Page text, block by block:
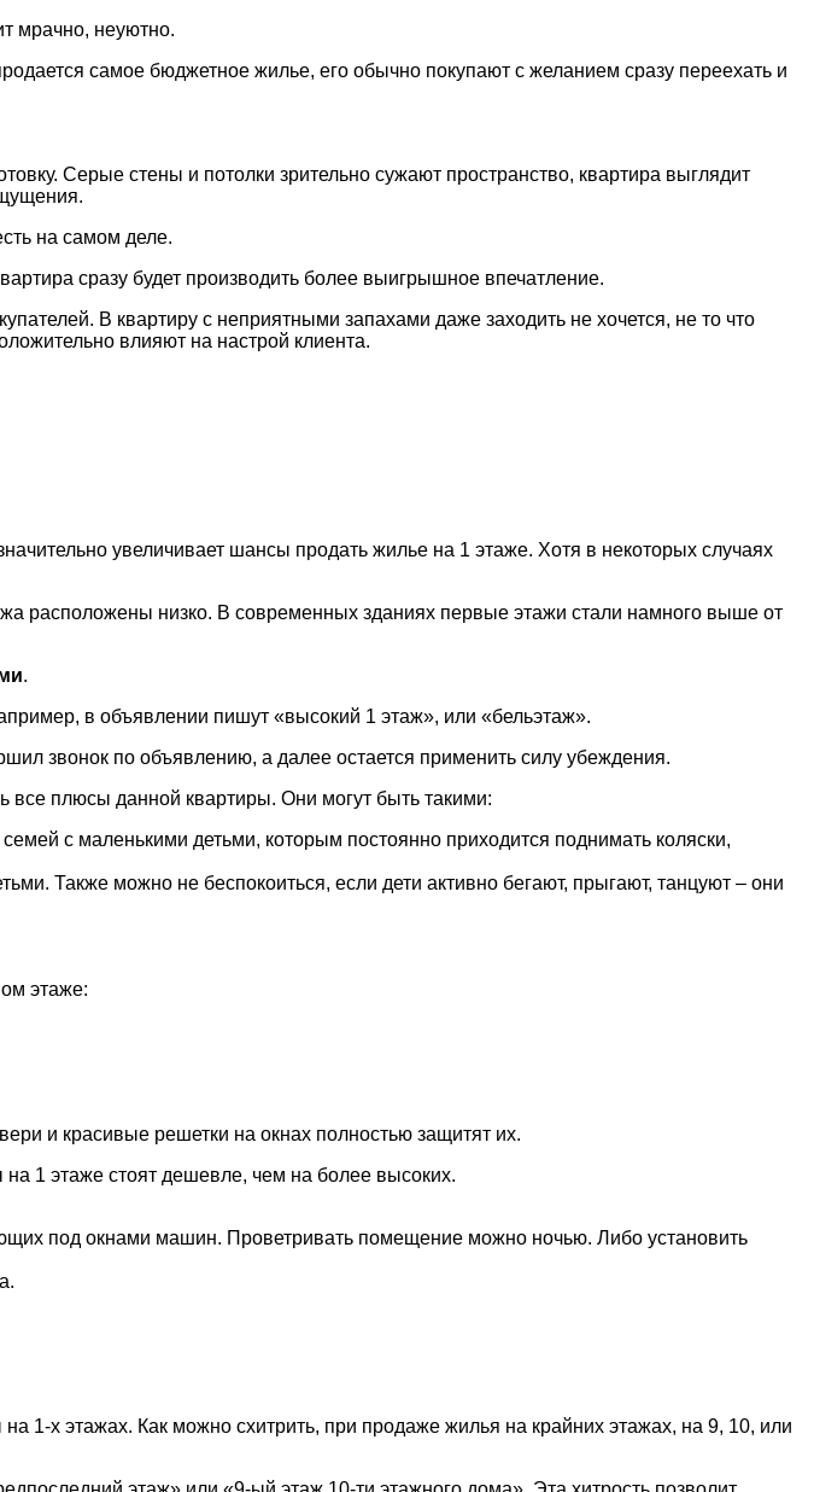
мрачно, неуютно.
самое бюджетное жилье, его обычно покупают с желанием сразу переехать и
Серые стены и потолки зрительно сужают пространство, квартира выглядит
на самом деле.
сразу будет производить более выигрышное впечатление.
В квартиру с неприятными запахами даже заходить не хочется, не то что
влияют на настрой клиента.
увеличивает шансы продать жилье на 1 этаже. Хотя в некоторых случаях
расположены низко. В современных зданиях первые этажи стали намного выше от
.
в объявлении пишут «высокий 1 этаж», или «бельэтаж».
звонок по объявлению, а далее остается применить силу убеждения.
все плюсы данной квартиры. Они могут быть такими:
с маленькими детьми, которым постоянно приходится поднимать коляски,
Также можно не беспокоиться, если дети активно бегают, прыгают, танцуют – они
этаже:
и красивые решетки на окнах полностью защитят их.
на 1 этаже стоят дешевле, чем на более высоких.
под окнами машин. Проветривать помещение можно ночью. Либо установить
1-х этажах. Как можно схитрить, при продаже жилья на крайних этажах, на 9, 10, или